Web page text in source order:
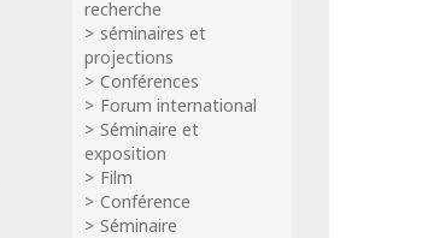
recherche
séminaires et
projections
Conférences
Forum international
Séminaire et
exposition
Film
Conférence
Séminaire